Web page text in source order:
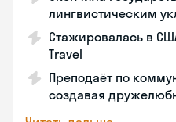
лингвистическим
Стажировалась в
Travel
Преподаёт по
создавая